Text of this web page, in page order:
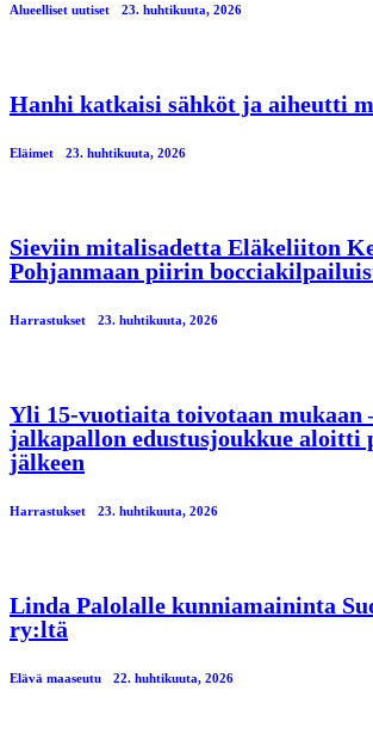
Alueelliset uutiset 23. huhtikuuta, 2026
Hanhi katkaisi sähköt ja aiheutti
Eläimet 23. huhtikuuta, 2026
Sieviin mitalisadetta Eläkeliiton
Pohjanmaan piirin
Harrastukset 23. huhtikuuta, 2026
Yli 15-vuotiaita toivotaan mukaan
jalkapallon edustusjoukkue aloitti
jälkeen
Harrastukset 23. huhtikuuta, 2026
Linda Palolalle kunniamaininta
ry:ltä
Elävä maaseutu 22. huhtikuuta, 2026